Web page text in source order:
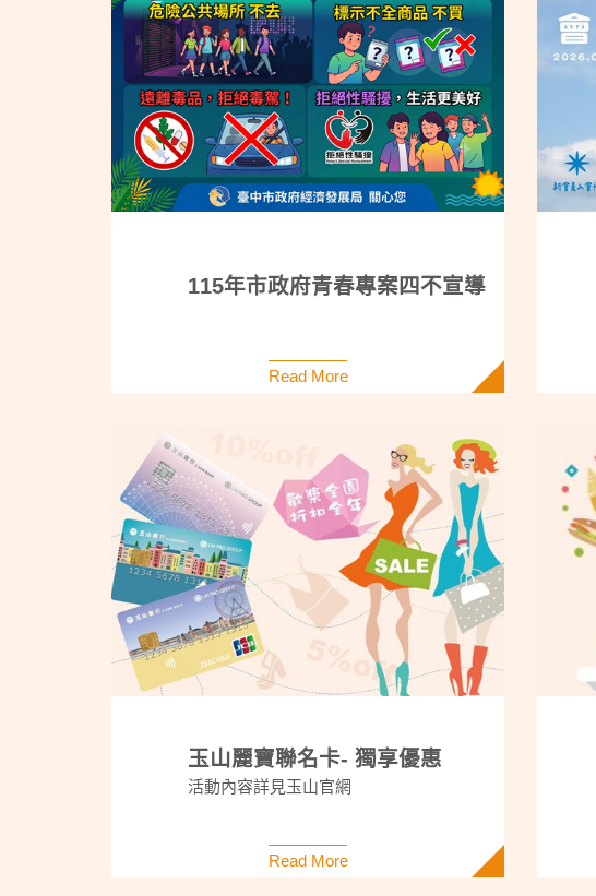
115年市政府青春專案四不宣導
Read More
玉山麗寶聯名卡- 獨享優惠
活動內容詳見玉山官網
Read More